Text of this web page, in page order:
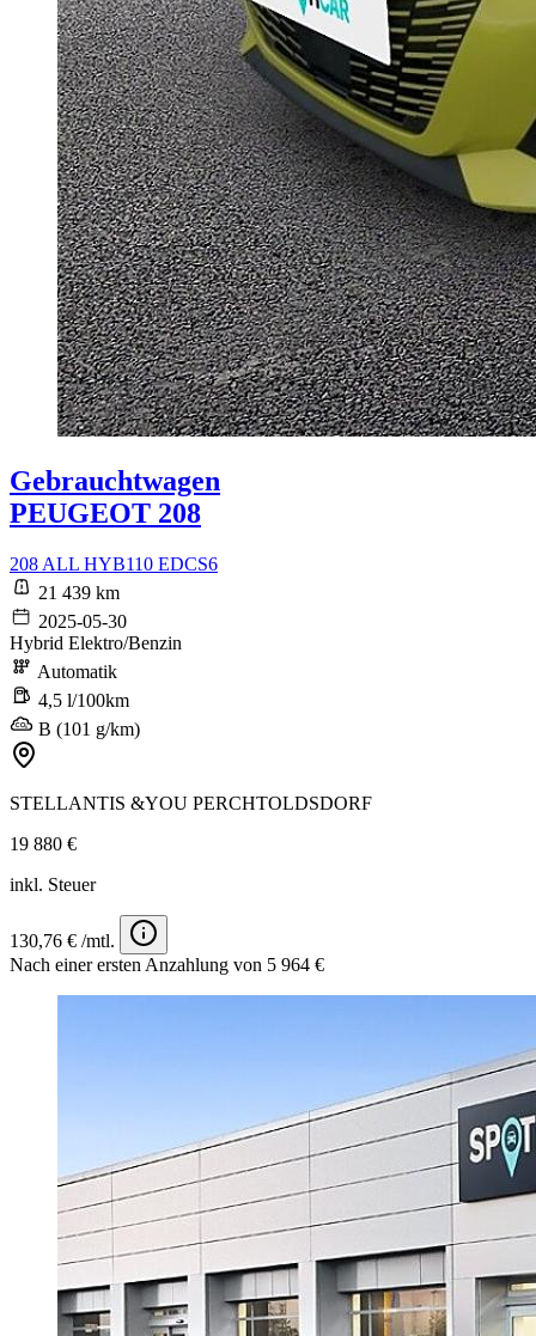
Gebrauchtwagen
PEUGEOT 208
208 ALL HYB110 EDCS6
21 439 km
2025-05-30
Hybrid Elektro/Benzin
Automatik
4,5 l/100km
B (101 g/km)
STELLANTIS &YOU PERCHTOLDSDORF
19 880 €
inkl. Steuer
130,76 € /mtl.
Nach einer ersten Anzahlung von 5 964 €